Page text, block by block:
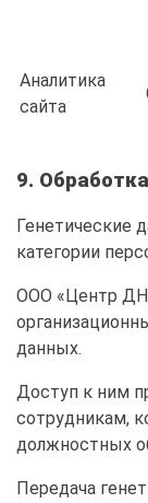
Аналитика
сайта
9.
Генетические
категории
ООО «Центр
данных.
Доступ к ним
сотрудникам,
должностных
Передача